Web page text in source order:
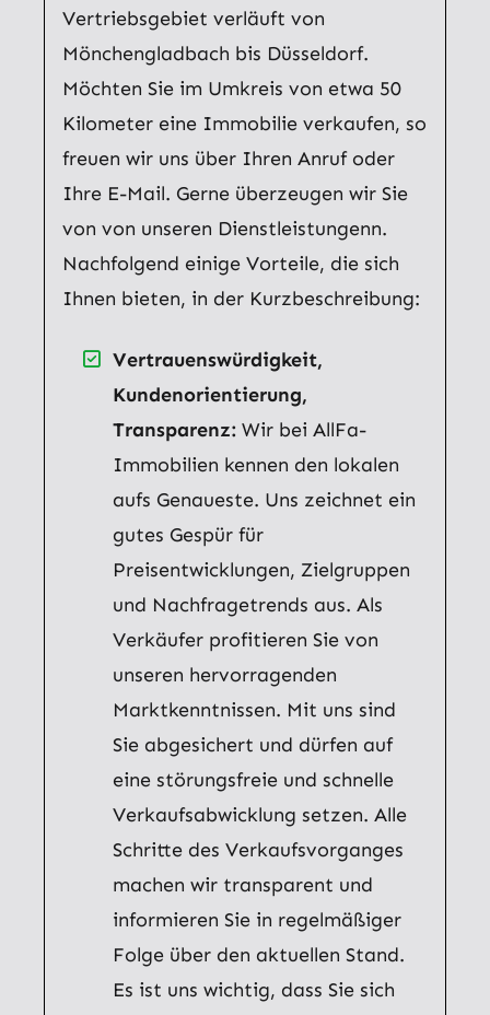
Vertriebsgebiet verläuft von
Mönchengladbach bis Düsseldorf.
Möchten Sie im Umkreis von etwa 50
Kilometer eine Immobilie verkaufen, so
freuen wir uns über Ihren Anruf oder
Ihre E-Mail. Gerne überzeugen wir Sie
von von unseren Dienstleistungenn.
Nachfolgend einige Vorteile, die sich
Ihnen bieten, in der Kurzbeschreibung:
Vertrauenswürdigkeit,
Kundenorientierung,
Transparenz: Wir bei AllFa-
Immobilien kennen den lokalen
aufs Genaueste. Uns zeichnet ein
gutes Gespür für
Preisentwicklungen, Zielgruppen
und Nachfragetrends aus. Als
Verkäufer profitieren Sie von
unseren hervorragenden
Marktkenntnissen. Mit uns sind
Sie abgesichert und dürfen auf
eine störungsfreie und schnelle
Verkaufsabwicklung setzen. Alle
Schritte des Verkaufsvorganges
machen wir transparent und
informieren Sie in regelmäßiger
Folge über den aktuellen Stand.
Es ist uns wichtig, dass Sie sich